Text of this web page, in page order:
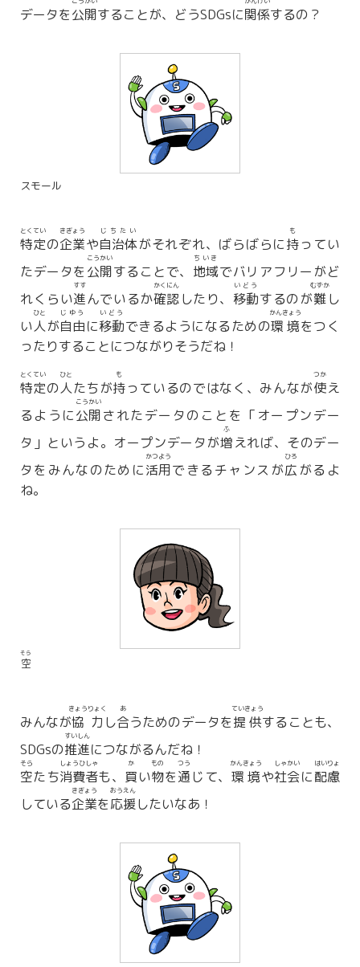
データを公開することが、どうSDGsに関係するの？
スモール
特定
とくてい
の企業
きぎょう
や自治体
じちたい
がそれぞれ、ばらばらに持
も
ってい
たデータを 公開
こうかい
することで、 地域
ちいき
でバリアフリーがど
れくらい進
すす
んでいるか確認
かくにん
したり、 移動
いどう
するのが難
むずか
し
い人
ひと
が自由
じゆう
に移動
いどう
できるようになるための環境
かんきょう
をつく
ったりすることにつながりそうだね！
特定
とくてい
の人
ひと
たちが持
も
っているのではなく、みんなが使
つか
え
るように公開
こうかい
されたデータのことを「オープンデー
タ」というよ。オープンデータが増
ふ
えれば、そのデー
タをみんなのために活用
かつよう
できるチャンスが広
ひろ
がるよ
ね。
空
そら
みんなが協力
きょうりょく
し合
あ
うためのデータを提供
ていきょう
することも、
SDGsの推進
すいしん
につながるんだね！
空
そら
たち消費者
しょうひしゃ
も、 買
か
い物
もの
を通
つう
じて、 環境
かんきょう
や社会
しゃかい
に配慮
はいりょ
している企業
きぎょう
を応援
おうえん
したいなあ！